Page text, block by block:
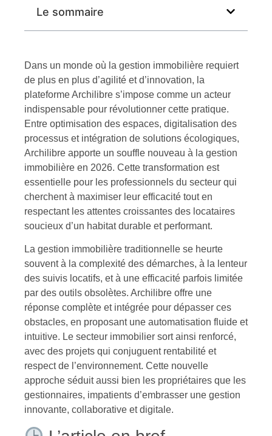
Le sommaire
Dans un monde où la gestion immobilière requiert
de plus en plus d’agilité et d’innovation, la
plateforme Archilibre s’impose comme un acteur
indispensable pour révolutionner cette pratique.
Entre optimisation des espaces, digitalisation des
processus et intégration de solutions écologiques,
Archilibre apporte un souffle nouveau à la gestion
immobilière en 2026. Cette transformation est
essentielle pour les professionnels du secteur qui
cherchent à maximiser leur efficacité tout en
respectant les attentes croissantes des locataires
soucieux d’un habitat durable et performant.
La gestion immobilière traditionnelle se heurte
souvent à la complexité des démarches, à la lenteur
des suivis locatifs, et à une efficacité parfois limitée
par des outils obsolètes. Archilibre offre une
réponse complète et intégrée pour dépasser ces
obstacles, en proposant une automatisation fluide et
intuitive. Le secteur immobilier sort ainsi renforcé,
avec des projets qui conjuguent rentabilité et
respect de l’environnement. Cette nouvelle
approche séduit aussi bien les propriétaires que les
gestionnaires, impatients d’embrasser une gestion
innovante, collaborative et digitale.